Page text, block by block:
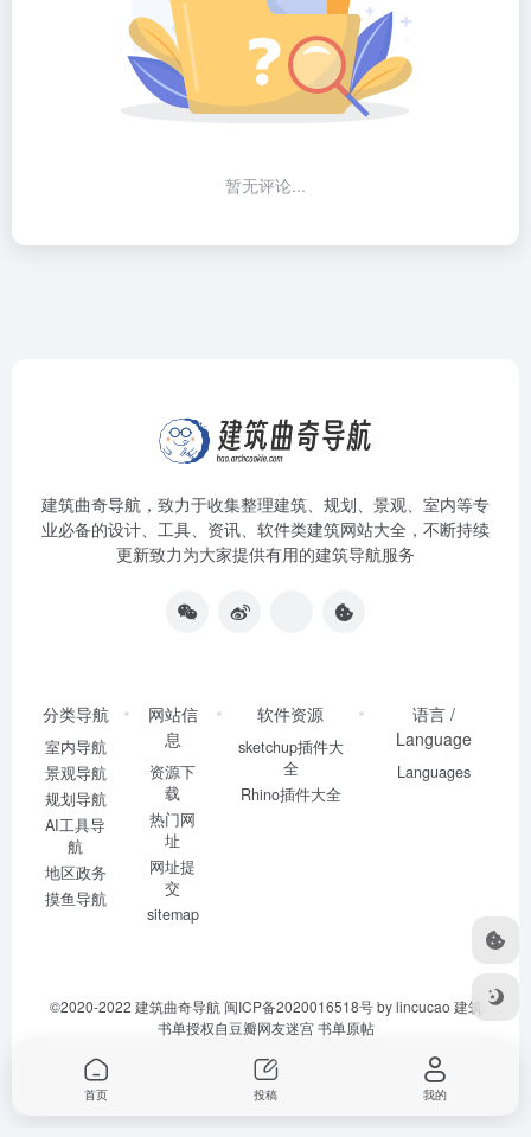
暂无评论...
建筑曲奇导航 ，致力于收集整理建筑、规划、景观、室内等专
业必备的设计、工具、资讯、软件类建筑网站大全，不断持续
更新致力为大家提供有用的建筑导航服务
分类导航
室内导航
景观导航
规划导航
AI工具导
航
地区政务
摸鱼导航
网站信
息
资源下
载
热门网
址
网址提
交
sitemap
软件资源
sketchup插件大
全
Rhino插件大全
语言 /
Language
Languages
©2020-2022 建筑曲奇导航 闽ICP备2020016518号by lincucao 建筑
书单授权自豆瓣网友迷宫书单原帖
首页 投稿 我的